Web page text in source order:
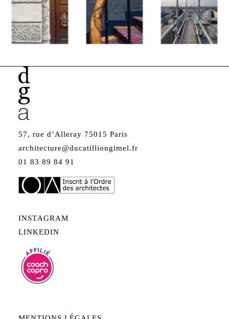
57, rue d’Alleray 75015 Paris
architecture@ducatilliongimel.fr
01 83 89 84 91
INSTAGRAM
LINKEDIN